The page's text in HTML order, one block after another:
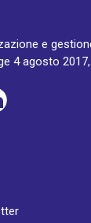
e
4 agosto